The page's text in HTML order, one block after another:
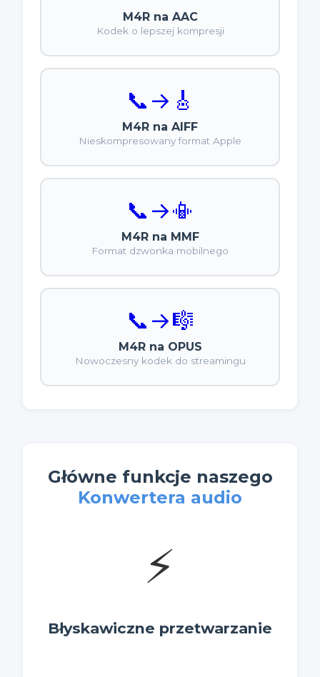
M4R na AAC
Kodek o lepszej kompresji
📞 → 🎸
M4R na AIFF
Nieskompresowany format Apple
📞 →📳
M4R na MMF
Format dzwonka mobilnego
📞 →🎼
M4R na OPUS
Nowoczesny kodek do streamingu
Główne funkcje naszego
Konwertera audio
⚡
Błyskawiczne przetwarzanie